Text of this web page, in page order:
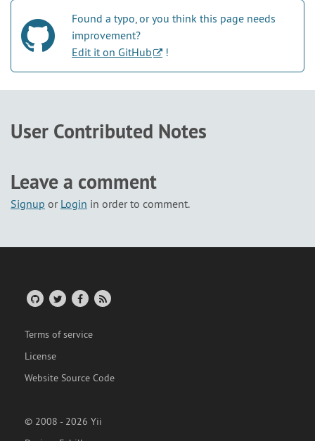
Found a typo, or you think this page needs
improvement?
Edit it on GitHub
!
User Contributed Notes
Leave a comment
Signup or Login in order to comment.
Terms of service
License
Website Source Code
© 2008 - 2026 Yii